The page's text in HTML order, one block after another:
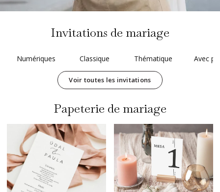
Invitations de mariage
Numériques Classique Thématique Avec
Voir toutes les invitations
Papeterie de mariage